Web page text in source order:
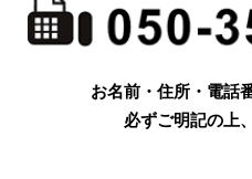
お名前・住所・電話
必ずご明記の上